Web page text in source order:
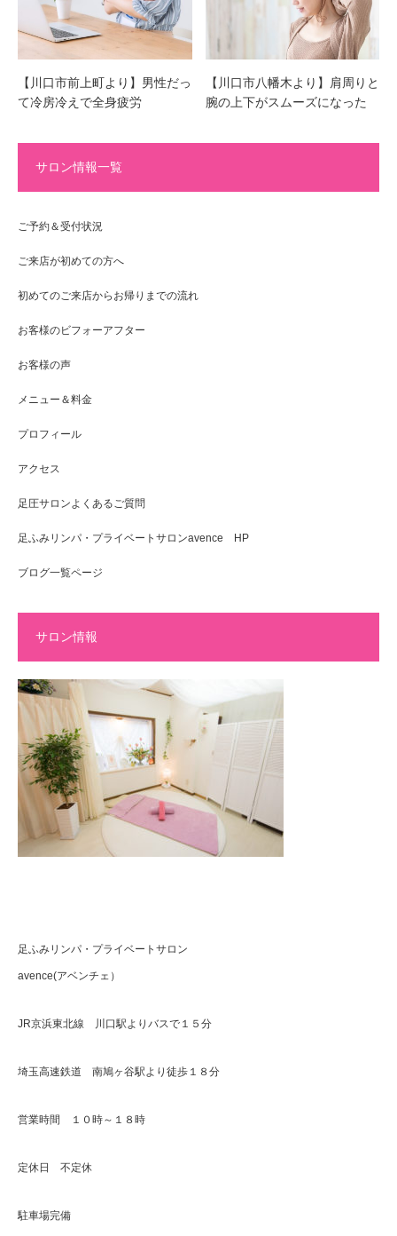
【川口市前上町より】男性だっ
て冷房冷えで全身疲労
【川口市八幡木より】肩周りと
腕の上下がスムーズになった
サロン情報一覧
ご予約＆受付状況
ご来店が初めての方へ
初めてのご来店からお帰りまでの流れ
お客様のビフォーアフター
お客様の声
メニュー＆料金
プロフィール
アクセス
足圧サロンよくあるご質問
足ふみリンパ・プライベートサロンavence HP
ブログ一覧ページ
サロン情報
足ふみリンパ・プライベートサロン
avence(アベンチェ）
JR京浜東北線 川口駅よりバスで１５分
埼玉高速鉄道 南鳩ヶ谷駅より徒歩１８分
営業時間 １０時～１８時
定休日 不定休
駐車場完備